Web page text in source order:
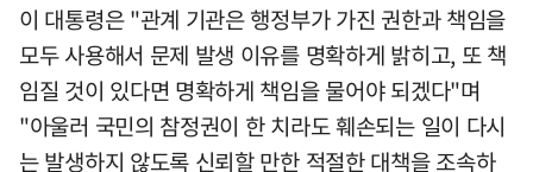
이 대통령은 "관계 기관은 행정부가 가진 권한과 책임을
모두 사용해서 문제 발생 이유를 명확하게 밝히고, 또 책
임질 것이 있다면 명확하게 책임을 물어야 되겠다"며
"아울러 국민의 참정권이 한 치라도 훼손되는 일이 다시
는 발생하지 않도록 신뢰할 만한 적절한 대책을 조속하